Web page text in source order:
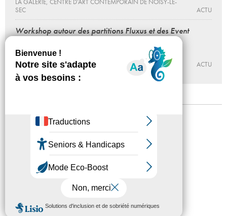
SEC
ACTU
Workshop autour des partitions Fluxus et des Event
20 - 10 - 2017, 15:00 > 18:00
CNEAI = CENTRE NATIONAL ÉDITION ART IMAGE
ACTU
Accessibilité
Presse